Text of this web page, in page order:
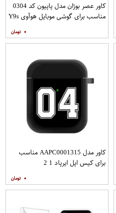
کاور عصر بوژان مدل پاپیون کد 0304
مناسب برای گوشی موبایل هوآوی Y9s
۰
کاور مدل AAPC0001315 مناسب
برای کیس اپل ایرپاد 1 2
۰